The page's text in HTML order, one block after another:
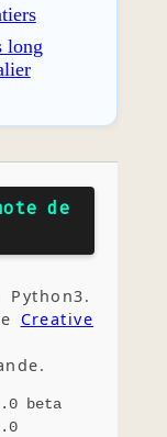
long
de
Creative
beta